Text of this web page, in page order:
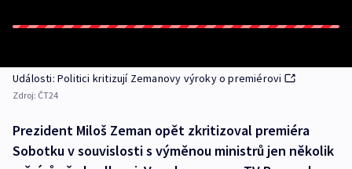
Události: Politici kritizují Zemanovy výroky o premiérovi
Zdroj: ČT24
Prezident Miloš Zeman opět zkritizoval premiéra
Sobotku v souvislosti s výměnou ministrů jen několik